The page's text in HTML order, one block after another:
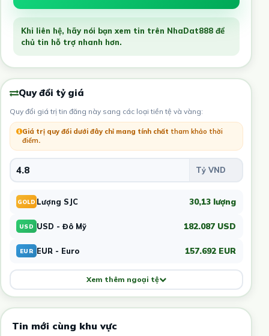
Khi liên hệ, hãy nói bạn xem tin trên NhaDat888 để
chủ tin hỗ trợ nhanh hơn.
Quy đổi tỷ giá
Quy đổi giá trị tin đăng này sang các loại tiền tệ và vàng:
Giá trị quy đổi dưới đây chỉ mang tính chất tham khảo thời
điểm.
GOLD Lượng SJC 30,13 lượng
USD USD - Đô Mỹ 182.087 USD
EUR EUR - Euro 157.692 EUR
Xem thêm ngoại tệ
Tin mới cùng khu vực